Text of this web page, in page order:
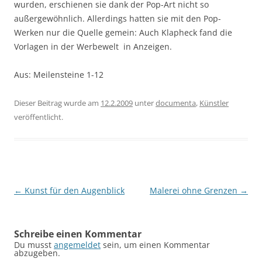
wurden, erschienen sie dank der Pop-Art nicht so
außergewöhnlich. Allerdings hatten sie mit den Pop-
Werken nur die Quelle gemein: Auch Klapheck fand die
Vorlagen in der Werbewelt  in Anzeigen.
Aus: Meilensteine 1-12
Dieser Beitrag wurde am 12.2.2009 unterdocumenta, Künstler
veröffentlicht.
Beitragsnavigation
← Kunst für den Augenblick Malerei ohne Grenzen →
Schreibe einen Kommentar
Du musst angemeldet sein, um einen Kommentar
abzugeben.